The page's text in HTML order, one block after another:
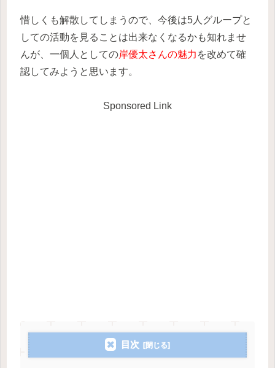
惜しくも解散してしまうので、今後は5人グループと
しての活動を見ることは出来なくなるかも知れませ
んが、一個人としての岸優太さんの魅力 を改めて確
認してみようと思います。
Sponsored Link
目次